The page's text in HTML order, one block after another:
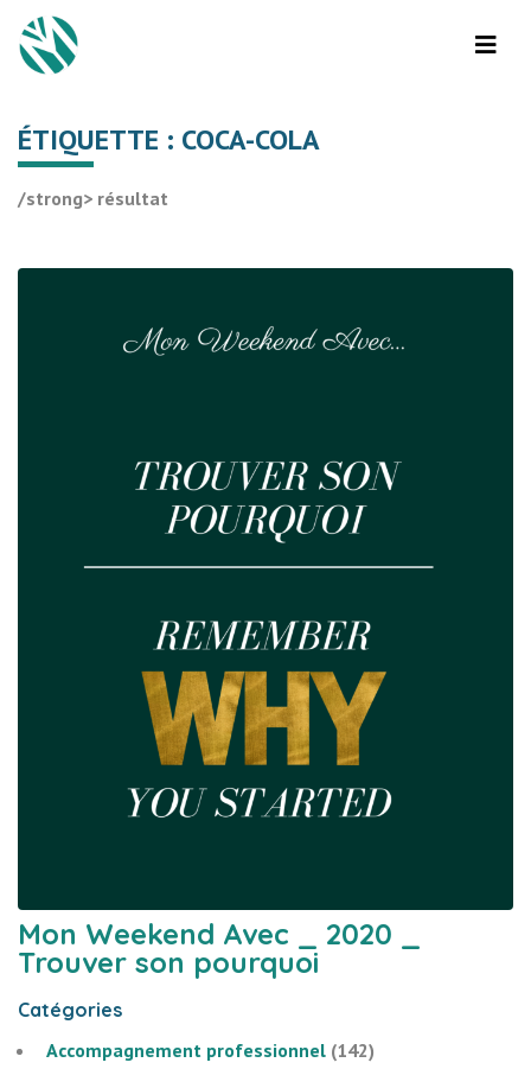
ÉTIQUETTE : COCA-COLA
/strong> résultat
Mon Weekend Avec _ 2020 _
Trouver son pourquoi
Catégories
Accompagnement professionnel (142)